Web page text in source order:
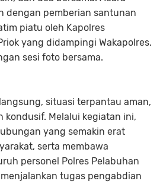
dengan pemberian santunan
piatu oleh Kapolres
yang didampingi Wakapolres.
sesi foto bersama.
situasi terpantau aman,
kondusif. Melalui kegiatan ini,
yang semakin erat
serta membawa
personel Polres Pelabuhan
tugas pengabdian